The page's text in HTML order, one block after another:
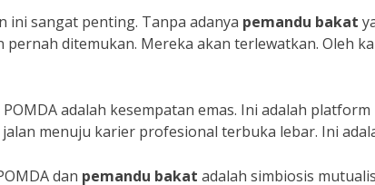
ini sangat penting. Tanpa adanya pemandu bakat
ditemukan. Mereka akan terlewatkan. Oleh
adalah kesempatan emas. Ini adalah
menuju karier profesional terbuka lebar. Ini
dan pemandu bakat adalah simbiosis